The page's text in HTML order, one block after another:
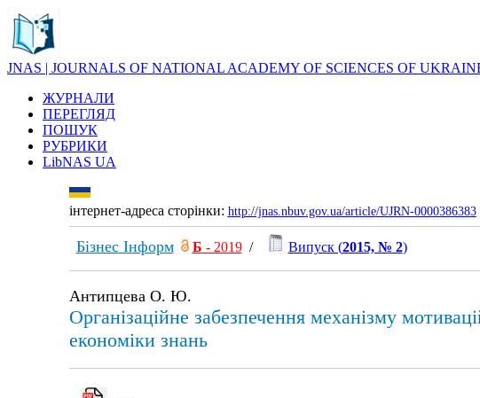
JNAS | JOURNALS OF NATIONAL ACADEMY OF SCIENCES OF
ЖУРНАЛИ
ПЕРЕГЛЯД
ПОШУК
РУБРИКИ
LibNAS UA
інтернет-адреса сторінки: http://jnas.nbuv.gov.ua/article/UJRN-0000386383
Бізнес Інформ Б - 2019/ Випуск (2015, № 2)
Антипцева О. Ю.
Організаційне забезпечення механізму
економіки знань